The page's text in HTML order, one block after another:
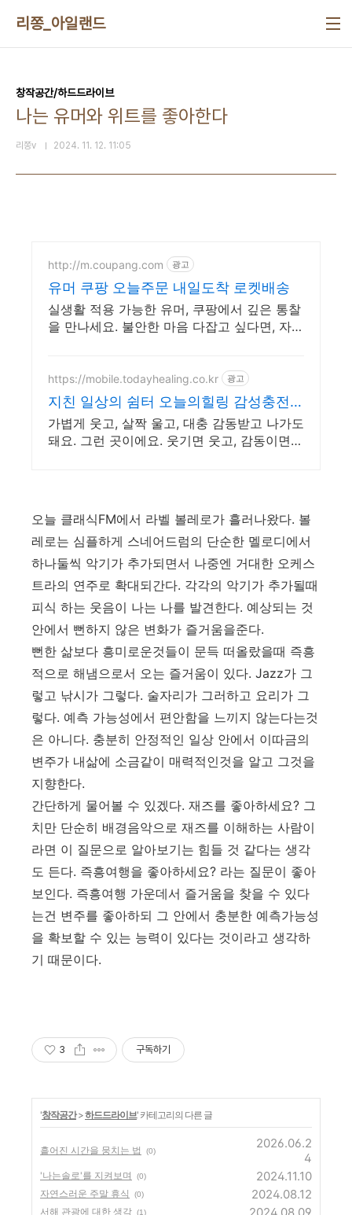
리쫑_아일랜드
창작공간/하드드라이브
나는 유머와 위트를 좋아한다
리쫑v 2024. 11. 12. 11:05
http://m.coupang.com 광고
유머 쿠팡 오늘주문 내일도착 로켓배송
실생활 적용 가능한 유머, 쿠팡에서 깊은 통찰
을 만나세요. 불안한 마음 다잡고 싶다면, 자기
https://mobile.todayhealing.co.kr 광고
지친 일상의 쉼터 오늘의힐링 감성충전
하루 5분 힐링타임
가볍게 웃고, 살짝 울고, 대충 감동받고 나가도
돼요. 그런 곳이에요. 웃기면 웃고, 감동이면
오늘 클래식FM에서 라벨 볼레로가 흘러나왔다. 볼
레로는 심플하게 스네어드럼의 단순한 멜로디에서
하나둘씩 악기가 추가되면서 나중엔 거대한 오케스
트라의 연주로 확대되간다. 각각의 악기가 추가될때
피식 하는 웃음이 나는 나를 발견한다. 예상되는 것
안에서 뻔하지 않은 변화가 즐거움을준다.
뻔한 삶보다 흥미로운것들이 문득 떠올랐을때 즉흥
적으로 해냄으로서 오는 즐거움이 있다. Jazz가 그
렇고 낚시가 그렇다. 술자리가 그러하고 요리가 그
렇다. 예측 가능성에서 편안함을 느끼지 않는다는것
은 아니다. 충분히 안정적인 일상 안에서 이따금의
변주가 내삶에 소금같이 매력적인것을 알고 그것을
지향한다.
간단하게 물어볼 수 있겠다. 재즈를 좋아하세요? 그
치만 단순히 배경음악으로 재즈를 이해하는 사람이
라면 이 질문으로 알아보기는 힘들 것 같다는 생각
도 든다. 즉흥여행을 좋아하세요? 라는 질문이 좋아
보인다. 즉흥여행 가운데서 즐거움을 찾을 수 있다
는건 변주를 좋아하되 그 안에서 충분한 예측가능성
을 확보할 수 있는 능력이 있다는 것이라고 생각하
기 때문이다.
3 구독하기
'창작공간>하드드라이브' 카테고리의 다른 글
흩어진 시간을 뭉치는 법 (0)
2026.06.2
4
'나는솔로'를 지켜보며 (0) 2024.11.10
자연스러운 주말 휴식 (0) 2024.08.12
서해 관광에 대한 생각 (1)